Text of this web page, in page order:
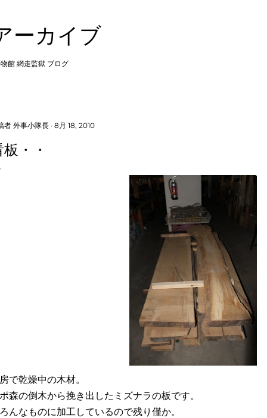
ーカイブ
館 網走監獄 ブログ
者 外事小隊長 8月 18, 2010
・・
で乾燥中の木材。
森の倒木から挽き出したミズナラの板です。
んなものに加工しているので残り僅か。